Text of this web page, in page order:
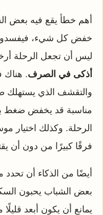
أهم خطأ يقع فيه بعض
خفض كل شيء،
ليس أن تجعل الرحلة
أذكى في الصرف. هناك
والتقشف الذي يستهلك
مناسبة قد يخفض ضغط
الرحلة. وكذلك اختيار
فرقًا كبيرًا من دون أن
أيضًا من الذكاء أن
بعض الشباب يحبون
يمانع أن يكون أبعد